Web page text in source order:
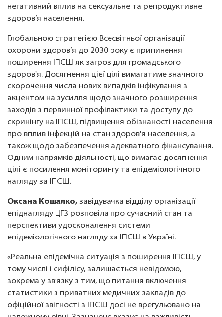
негативний вплив на сексуальне та репродуктивне
здоров’я населення.
Глобальною стратегією Всесвітньої організації
охорони здоров’я до 2030 року є припинення
поширення ІПСШ як загроз для громадського
здоров'я. Досягнення цієї цілі вимагатиме значного
скорочення числа нових випадків інфікування з
акцентом на зусилля щодо значного розширення
заходів з первинної профілактики та доступу до
скринінгу на ІПСШ, підвищення обізнаності населення
про вплив інфекцій на стан здоров'я населення, а
також щодо забезпечення адекватного фінансування.
Одним напрямків діяльності, що вимагає досягнення
цілі є посилення моніторингу та епідеміологічного
нагляду за ІПСШ.
Оксана Кошалко, завідувачка відділу організації
епіднагляду ЦГЗ розповіла про сучасний стан та
перспективи удосконалення системи
епідеміологічного нагляду за ІПСШ в Україні.
«Реальна епідемічна ситуація з поширення ІПСШ, у
тому числі і сифілісу, залишається невідомою,
зокрема у зв’язку з тим, що питання включення
статистики з приватних медичних закладів до
офіційної звітності з ІПСШ досі не врегульовано на